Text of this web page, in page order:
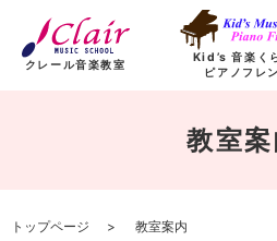
クレール音楽教室
Kid’s 音楽く
ピアノフレ
教室案
トップページ 教室案内